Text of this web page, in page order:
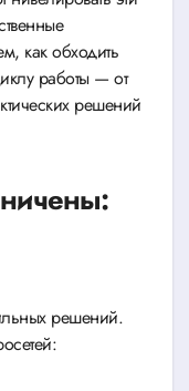
как обходить
работы — от
решений
решений.